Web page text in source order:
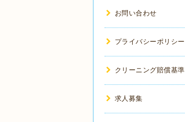
お問い合わせ
プライバシーポリシー
クリーニング賠償基準
求人募集